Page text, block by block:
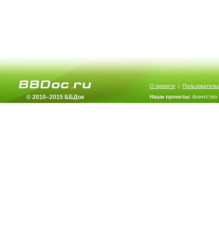
© 2010–2015 ББДок
О проекте |
Наши проекты: